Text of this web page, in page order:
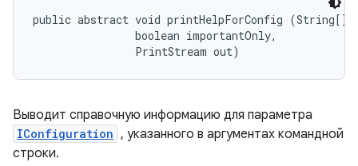
public abstract void printHelpForConfig (String[]
                boolean importantOnly,
                PrintStream out)
Выводит справочную информацию для параметра
IConfiguration , указанного в аргументах командной
строки.